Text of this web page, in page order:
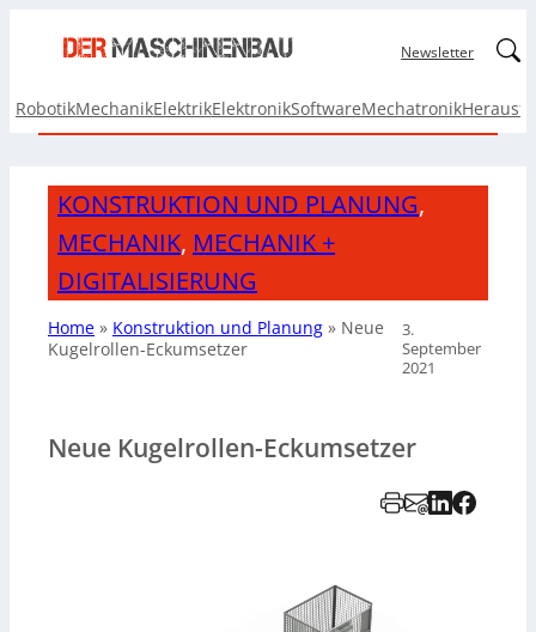
Newsletter
RobotikMechanikElektrikElektronikSoftwareMechatronik
KONSTRUKTION UND PLANUNG,
MECHANIK, MECHANIK +
DIGITALISIERUNG
Home » Konstruktion und Planung » Neue
Kugelrollen-Eckumsetzer
3.
September
2021
Neue Kugelrollen-Eckumsetzer